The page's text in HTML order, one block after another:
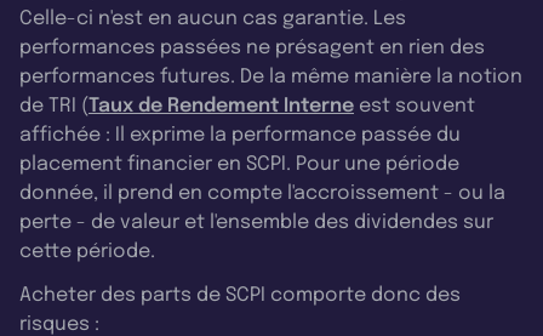
Celle-ci n'est en aucun cas garantie. Les
performances passées ne présagent en rien des
performances futures. De la même manière la notion
de TRI (Taux de Rendement Interne est souvent
affichée : Il exprime la performance passée du
placement financier en SCPI. Pour une période
donnée, il prend en compte l'accroissement - ou la
perte - de valeur et l'ensemble des dividendes sur
cette période.
Acheter des parts de SCPI comporte donc des
risques :